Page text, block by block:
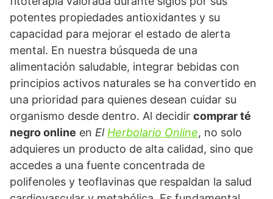
potentes propiedades antioxidantes y su
capacidad para mejorar el estado de alerta
mental. En nuestra búsqueda de una
alimentación saludable, integrar bebidas con
principios activos naturales se ha convertido en
una prioridad para quienes desean cuidar su
organismo desde dentro. Al decidir comprar té
negro online en El Herbolario Online, no solo
adquieres un producto de alta calidad, sino que
accedes a una fuente concentrada de
polifenoles y teoflavinas que respaldan la salud